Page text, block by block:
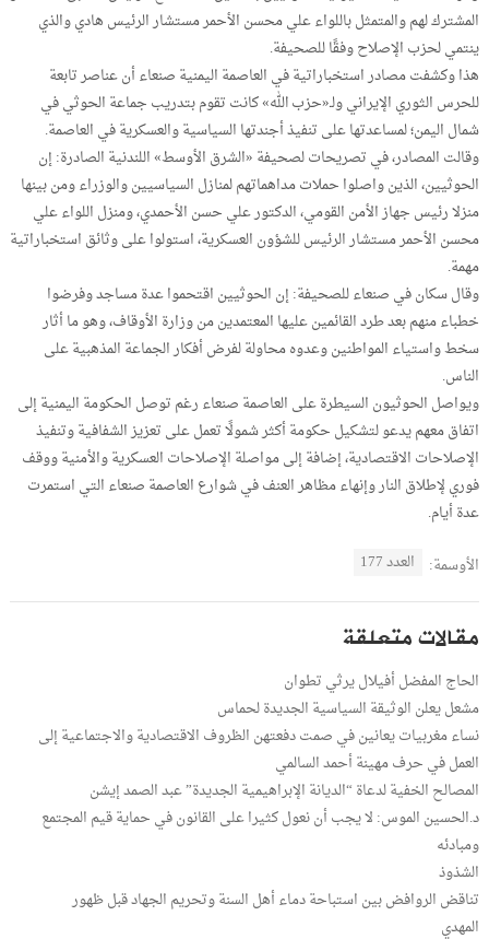
المشترك لهم والمتمثل باللواء علي محسن الأحمر مستشار الرئيس هادي والذي
ينتمي لحزب الإصلاح وفقًا للصحيفة.
هذا وكشفت مصادر استخباراتية في العاصمة اليمنية صنعاء أن عناصر تابعة
للحرس الثوري الإيراني ولـ«حزب الله» كانت تقوم بتدريب جماعة الحوثي في
شمال اليمن؛ لمساعدتها على تنفيذ أجندتها السياسية والعسكرية في العاصمة.
وقالت المصادر، في تصريحات لصحيفة «الشرق الأوسط» اللندنية الصادرة: إن
الحوثيين، الذين واصلوا حملات مداهماتهم لمنازل السياسيين والوزراء ومن بينها
منزلا رئيس جهاز الأمن القومي، الدكتور علي حسن الأحمدي، ومنزل اللواء علي
محسن الأحمر مستشار الرئيس للشؤون العسكرية، استولوا على وثائق استخباراتية
مهمة.
وقال سكان في صنعاء للصحيفة: إن الحوثيين اقتحموا عدة مساجد وفرضوا
خطباء منهم بعد طرد القائمين عليها المعتمدين من وزارة الأوقاف، وهو ما أثار
سخط واستياء المواطنين وعدوه محاولة لفرض أفكار الجماعة المذهبية على
الناس.
ويواصل الحوثيون السيطرة على العاصمة صنعاء رغم توصل الحكومة اليمنية إلى
اتفاق معهم يدعو لتشكيل حكومة أكثر شمولًا تعمل على تعزيز الشفافية وتنفيذ
الإصلاحات الاقتصادية، إضافة إلى مواصلة الإصلاحات العسكرية والأمنية ووقف
فوري لإطلاق النار وإنهاء مظاهر العنف في شوارع العاصمة صنعاء التي استمرت
عدة أيام.
الأوسمة: العدد 177
مقالات متعلقة
الحاج المفضل أفيلال يرثي تطوان
مشعل يعلن الوثيقة السياسية الجديدة لحماس
نساء مغربيات يعانين في صمت دفعتهن الظروف الاقتصادية والاجتماعية إلى
العمل في حرف مهينة أحمد السالمي
المصالح الخفية لدعاة “الديانة الإبراهيمية الجديدة” عبد الصمد إيشن
د.الحسين الموس: لا يجب أن نعول كثيرا على القانون في حماية قيم المجتمع
ومبادئه
الشذوذ
تناقض الروافض بين استباحة دماء أهل السنة وتحريم الجهاد قبل ظهور
المهدي